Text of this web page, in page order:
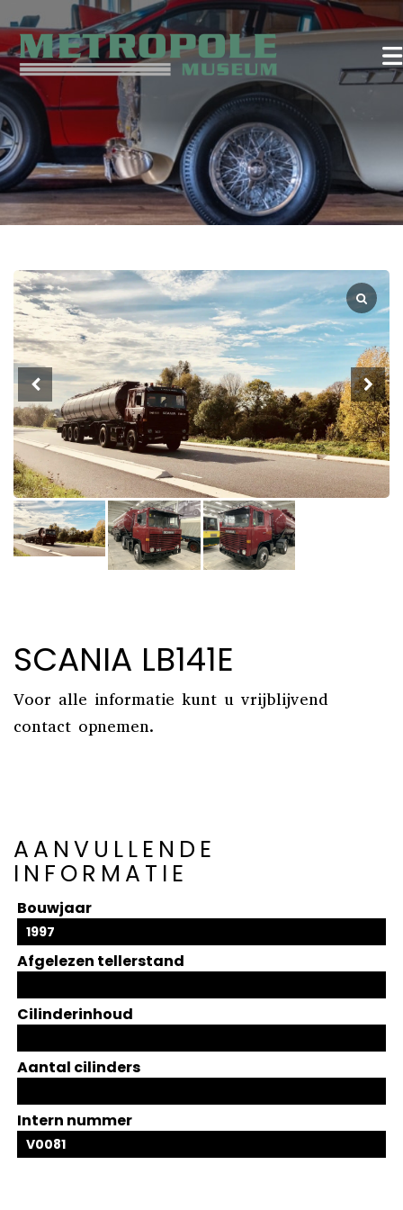
SCANIA LB141E
Voor alle informatie kunt u vrijblijvend
contact opnemen.
AANVULLENDE
INFORMATIE
Bouwjaar
1997
Afgelezen tellerstand
Cilinderinhoud
Aantal cilinders
Intern nummer
V0081